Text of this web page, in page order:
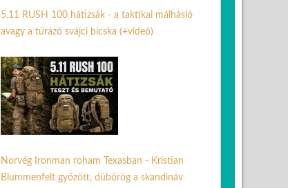
5.11 RUSH 100 hátizsák - a taktikai málhásló
avagy a túrázó svájci bicska (+videó)
Norvég Ironman roham Texasban - Kristian
Blummenfelt győzött, dübörög a skandináv